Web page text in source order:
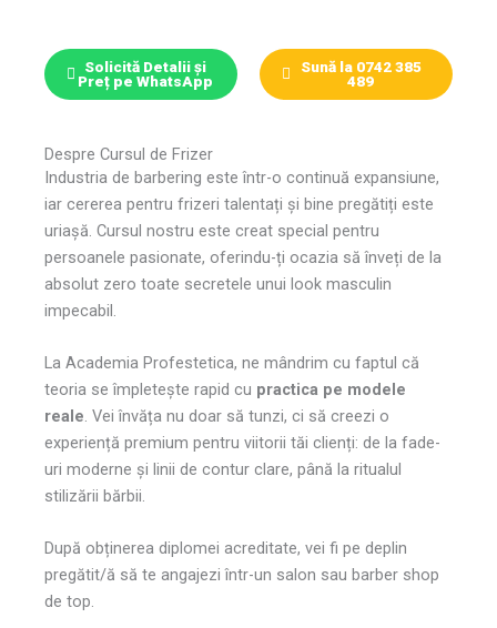
Solicită Detalii și
Preț pe WhatsApp
Sună la 0742 385
489
Despre Cursul de Frizer
Industria de barbering este într-o continuă expansiune,
iar cererea pentru frizeri talentați și bine pregătiți este
uriașă. Cursul nostru este creat special pentru
persoanele pasionate, oferindu-ți ocazia să înveți de la
absolut zero toate secretele unui look masculin
impecabil.
La Academia Profestetica, ne mândrim cu faptul că
teoria se împletește rapid cu practica pe modele
reale. Vei învăța nu doar să tunzi, ci să creezi o
experiență premium pentru viitorii tăi clienți: de la fade-
uri moderne și linii de contur clare, până la ritualul
stilizării bărbii.
După obținerea diplomei acreditate, vei fi pe deplin
pregătit/ă să te angajezi într-un salon sau barber shop
de top.